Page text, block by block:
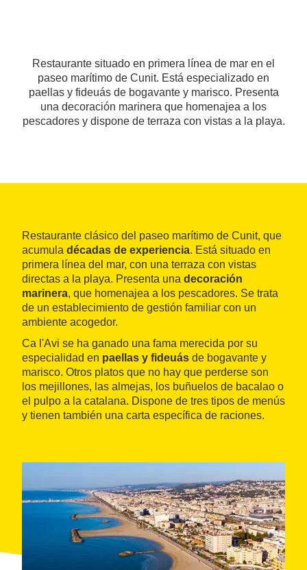
Restaurante situado en primera línea de mar en el
paseo marítimo de Cunit. Está especializado en
paellas y fideuás de bogavante y marisco. Presenta
una decoración marinera que homenajea a los
pescadores y dispone de terraza con vistas a la playa.
Restaurante clásico del paseo marítimo de Cunit, que
acumula décadas de experiencia. Está situado en
primera línea del mar, con una terraza con vistas
directas a la playa. Presenta una decoración
marinera, que homenajea a los pescadores. Se trata
de un establecimiento de gestión familiar con un
ambiente acogedor.
Ca l'Avi se ha ganado una fama merecida por su
especialidad en paellas y fideuás de bogavante y
marisco. Otros platos que no hay que perderse son
los mejillones, las almejas, los buñuelos de bacalao o
el pulpo a la catalana. Dispone de tres tipos de menús
y tienen también una carta específica de raciones.